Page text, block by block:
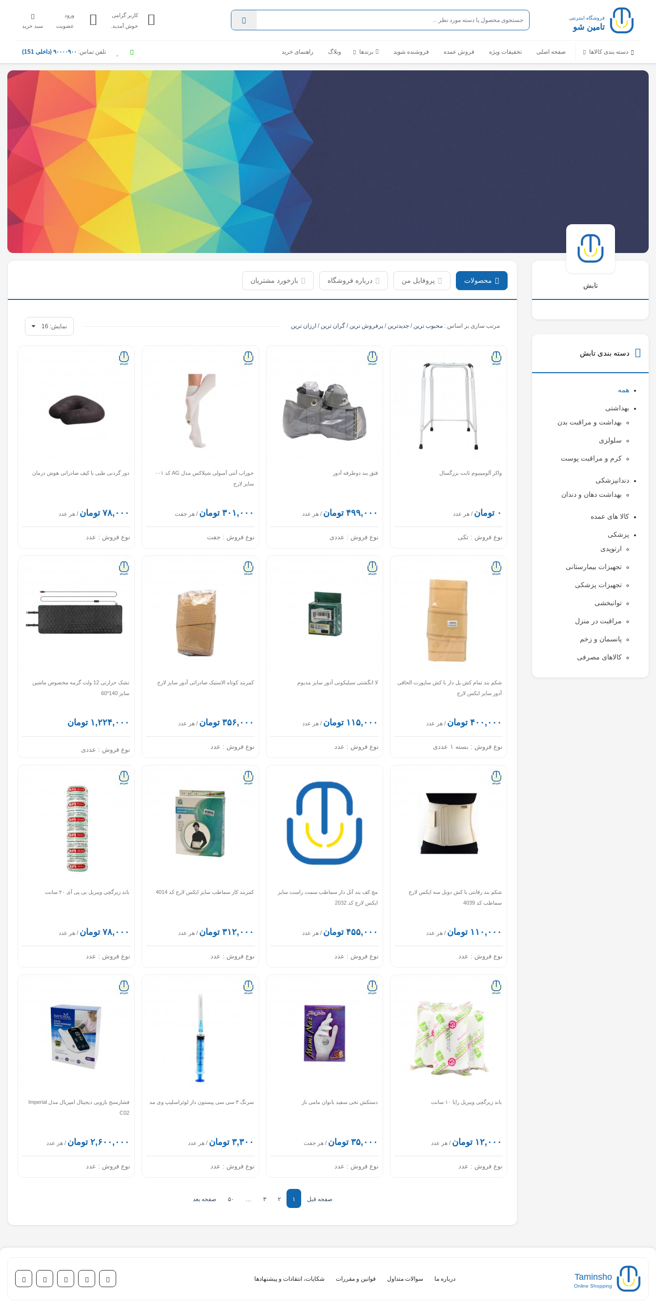
فروشگاه اینترنتی
تامین شو
کاربر گرامی
خوش آمدید.
ورود
عضویت
سبد خرید
دسته بندی کالاها صفحه اصلی تخفیفات ویژه فروش عمده فروشنده شوید برندها وبلاگ راهنمای خرید تلفن تماس: ۹۰۰۰۰۹۰۰ (داخلی 151)
تابش
دسته بندی تابش
همه
بهداشتی
بهداشت و مراقبت بدن
سلولزی
کرم و مراقبت پوست
دندانپزشکی
بهداشت دهان و دندان
کالا های عمده
پزشکی
ارتوپدی
تجهیزات بیمارستانی
تجهیزات پزشکی
توانبخشی
مراقبت در منزل
پانسمان و زخم
کالاهای مصرفی
محصولات پروفایل من درباره فروشگاه بازخورد مشتریان
مرتب سازی بر اساس : محبوب ترین / جدیدترین / پرفروش ترین / گران ترین / ارزان ترین نمایش:
واکر آلومینیوم ثابت بزرگسال
۰ تومان / هر عدد
نوع فروش : تکی
فتق بند دوطرفه آدور
۴۹۹,۰۰۰ تومان / هر عدد
نوع فروش : عددی
جوراب آنتی آمبولی شیلاکس مدل AG کد ۰۰۱
سایز لارج
۳۰۱,۰۰۰ تومان / هر جفت
نوع فروش : جفت
دور گردنی طبی با کیف صادراتی هوش درمان
۷۸,۰۰۰ تومان / هر عدد
نوع فروش : عدد
شکم بند تمام کش پل دار با کش ساپورت الحاقی
آدور سایز ایکس لارج
۴۰۰,۰۰۰ تومان / هر عدد
نوع فروش : بسته ۱ عددی
لا انگشتی سیلیکونی آدور سایز مدیوم
۱۱۵,۰۰۰ تومان / هر عدد
نوع فروش : عدد
کمربند کوتاه الاستیک صادراتی آدور سایز لارج
۳۵۶,۰۰۰ تومان / هر عدد
نوع فروش : عدد
تشک حرارتی 12 ولت گرمه مخصوص ماشین
سایز 140*60
۱,۲۲۴,۰۰۰ تومان
نوع فروش : عددی
شکم بند رقابتی با کش دوبل سه ایکس لارج
سماطب کد 4039
۱۱۰,۰۰۰ تومان / هر عدد
نوع فروش : عدد
مچ کف بند آتل دار سماطب سمت راست سایز
ایکس لارج کد 2032
۴۵۵,۰۰۰ تومان / هر عدد
نوع فروش : عدد
کمربند کار سماطب سایز ایکس لارج کد 4014
۳۱۲,۰۰۰ تومان / هر عدد
نوع فروش : عدد
باند زیرگچی ویبریل بی پی آی ۲۰ سانت
۷۸,۰۰۰ تومان / هر عدد
نوع فروش : عدد
باند زیرگچی ویبریل رایا ۱۰ سانت
۱۲,۰۰۰ تومان / هر عدد
نوع فروش : عدد
دستکش نخی سفید بانوان مامی ناز
۳۵,۰۰۰ تومان / هر جفت
نوع فروش : عدد
سرنگ ۳ سی سی پیستون دار لوئراسلیپ وی مد
۳,۳۰۰ تومان / هر عدد
نوع فروش : عدد
فشارسنج بازویی دیجیتال امپریال مدل Imperial
C02
۲,۶۰۰,۰۰۰ تومان / هر عدد
نوع فروش : عدد
صفحه قبل ۱ ۲ ۳ ۵۰ صفحه بعد
Taminsho
Online Shopping
درباره ما سوالات متداول قوانین و مقررات شکایات، انتقادات و پیشنهادها